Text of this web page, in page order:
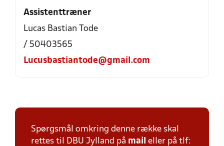
Assistenttræner
Lucas Bastian Tode
/ 50403565
Lucusbastiantode@gmail.com
Spørgsmål omkring denne række skal
rettes til DBU Jylland på mail eller på tlf: